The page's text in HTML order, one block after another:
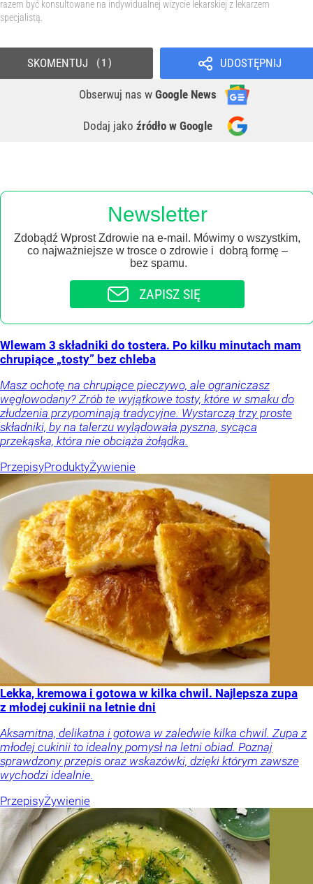
razem być konsultowane na indywidualnej wizycie lekarskiej z lekarzem
specjalistą.
UDOSTĘPNIJ
Obserwuj nas w Google News
Dodaj jako źródło w Google
SKOMENTUJ 1
Newsletter
Zdobądź Wprost Zdrowie na e-mail. Mówimy o wszystkim,
co najważniejsze w trosce o zdrowie i dobrą formę –
bez spamu.
ZAPISZ SIĘ
Wlewam 3 składniki do tostera. Po kilku minutach mam
chrupiące „tosty” bez chleba
Masz ochotę na chrupiące pieczywo, ale ograniczasz
węglowodany? Zrób te wyjątkowe tosty, które w smaku do
złudzenia przypominają tradycyjne. Wystarczą trzy proste
składniki, by na talerzu wylądowała pyszna, sycąca
przekąska, która nie obciąża żołądka.
PrzepisyProduktyŻywienie
Lekka, kremowa i gotowa w kilka chwil. Najlepsza zupa
z młodej cukinii na letnie dni
Aksamitna, delikatna i gotowa w zaledwie kilka chwil. Zupa z
młodej cukinii to idealny pomysł na letni obiad. Poznaj
sprawdzony przepis oraz wskazówki, dzięki którym zawsze
wychodzi idealnie.
PrzepisyŻywienie